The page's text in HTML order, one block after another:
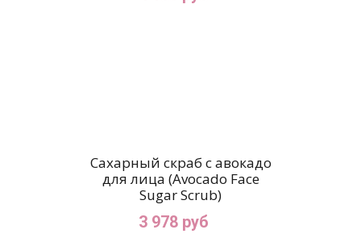
Сахарный скраб с авокадо
для лица (Avocado Face
Sugar Scrub)
3 978 руб